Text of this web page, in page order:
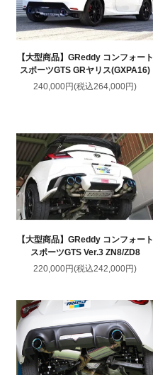
【大型商品】GReddy コンフォート
スポーツGTS GRヤリス(GXPA16)
240,000円(税込264,000円)
【大型商品】GReddy コンフォート
スポーツGTS Ver.3 ZN8/ZD8
220,000円(税込242,000円)